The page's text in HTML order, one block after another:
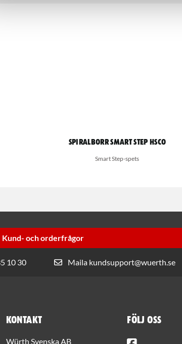
Spiralborr Smart Step HSCO
Smart Step-spets
Kund- och orderfrågor
10 30 Maila kundsupport@wuerth.se
Kontakt
Würth Svenska AB
Följ oss